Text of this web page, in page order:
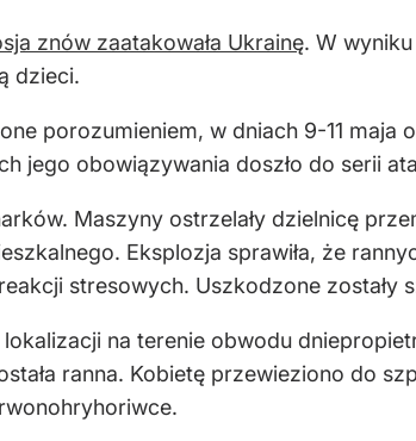
znów zaatakowała Ukrainę. W
dzieci.
porozumieniem, w dniach 9-11 maja
jego obowiązywania doszło do serii
Maszyny ostrzelały dzielnicę
Eksplozja sprawiła, że
stresowych. Uszkodzone
na terenie obwodu
ranna. Kobietę przewieziono do